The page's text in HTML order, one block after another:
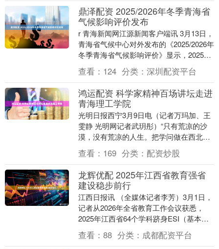
鼎泽配资 2025/2026年冬季青海省
气候影响评价发布
r 青海新闻网江源新闻客户端讯 3月13日，
青海省气候中心对外发布的《2025/2026年
冬季青海省气候影响评价》显示，2025年
12月至2026年2月冬季，青....
查看： 124 分类： 深圳配资平台
鸿运配资 科学家精神百场讲坛走进
青海理工学院
光明日报西宁3月9日电（记者万玛加、王
雯静 光明网记者武玥彤）“只有荒凉的沙
漠，没有荒凉的人生。把学问做在西北大
漠里，把论文写在祖国大地上，一样能取
得世界一流的....
查看： 169 分类： 配资炒股
龙辉优配 2025年江西省教育强省
建设稳步前行
江西日报讯 （全媒体记者李芳）3月1日，
记者从2026年全省教育工作会议获悉，
2025年江西省64个学科跻身ESI（基本科
学指标数据库）全球前1%，有就业意愿
的....
查看： 88 分类： 成都配资平台